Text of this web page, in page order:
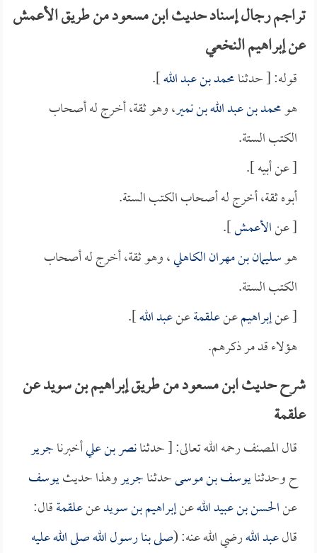
تراجم رجال إسناد حديث ابن مسعود من طريق الأعمش
عن إبراهيم النخعي
قوله: [ حدثنامحمد بن عبد الله].
هومحمد بن عبد الله بن نمير، وهو ثقة، أخرج له أصحاب
الكتب الستة.
[ عن أبيه ].
أبوه ثقة، أخرج له أصحاب الكتب الستة.
[ عنالأعمش].
هوسليمان بن مهران الكاهلي، وهو ثقة، أخرج له أصحاب
الكتب الستة.
[ عنإبراهيمعنعلقمةعنعبد الله].
هؤلاء قد مر ذكرهم.
شرح حديث ابن مسعود من طريق إبراهيم بن سويد عن
علقمة
قال المصنف رحمه الله تعالى: [ حدثنانصر بن عليأخبرناجرير
ح وحدثنايوسف بن موسىحدثناجريروهذا حديثيوسف
عنالحسن بن عبيد اللهعنإبراهيم بن سويدعنعلقمةقال:
قالعبد اللهرضي الله عنه: (صلى بنا رسول الله صلى الله عليه